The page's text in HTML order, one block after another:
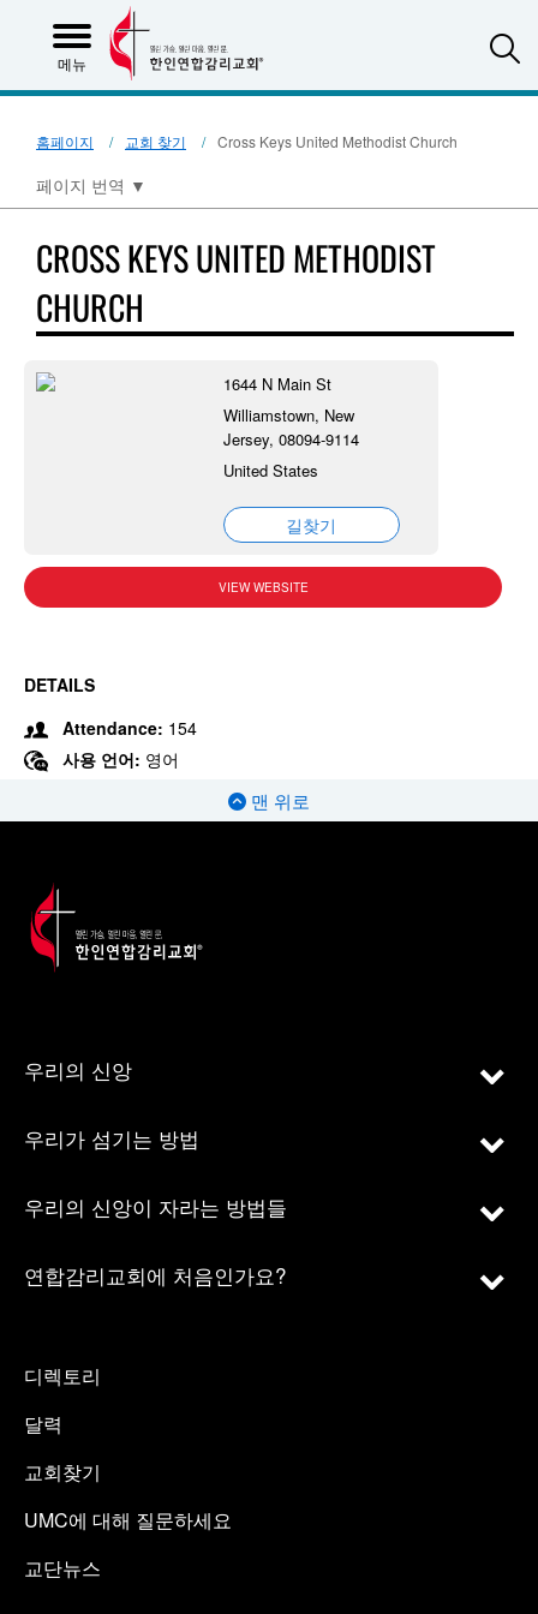
메뉴
홈페이지 교회 찾기 Cross Keys United Methodist Church
페이지 번역 ▼
CROSS KEYS UNITED METHODIST
CHURCH
1644 N Main St
Williamstown, New
Jersey, 08094-9114
United States
길찾기
VIEW WEBSITE
DETAILS
Attendance: 154
사용 언어: 영어
맨 위로
우리의 신앙
우리가 섬기는 방법
우리의 신앙이 자라는 방법들
연합감리교회에 처음인가요?
디렉토리
달력
교회찾기
UMC에 대해 질문하세요
교단뉴스